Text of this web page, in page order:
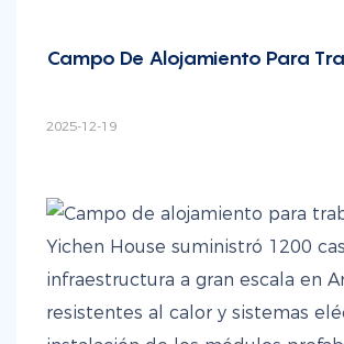
Campo De Alojamiento Para
2025-12-19
Yichen House suministró 1200
infraestructura a gran escala en
resistentes al calor y sistemas